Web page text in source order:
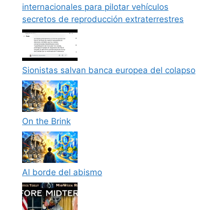
internacionales para pilotar vehículos
secretos de reproducción extraterrestres
Sionistas salvan banca europea del colapso
On the Brink
Al borde del abismo